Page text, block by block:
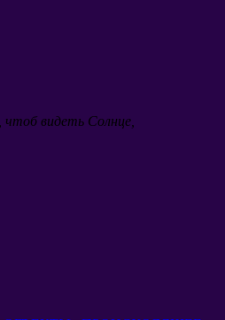
чтоб видеть Солнце